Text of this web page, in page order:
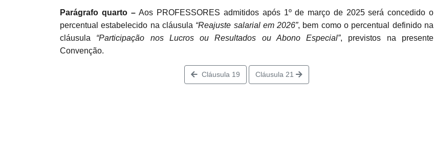
Parágrafo quarto –Aos PROFESSORES admitidos após 1º de março de 2025 será concedido o
percentual estabelecido na cláusula “Reajuste salarial em 2026”, bem como o percentual definido na
cláusula “Participação nos Lucros ou Resultados ou Abono Especial”, previstos na presente
Convenção.
Cláusula 19 Cláusula 21